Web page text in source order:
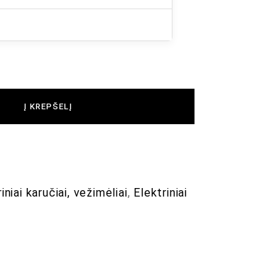
Į KREPŠELĮ
karučiai, vežimėliai, Elektriniai